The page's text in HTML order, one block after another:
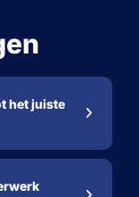
het juiste